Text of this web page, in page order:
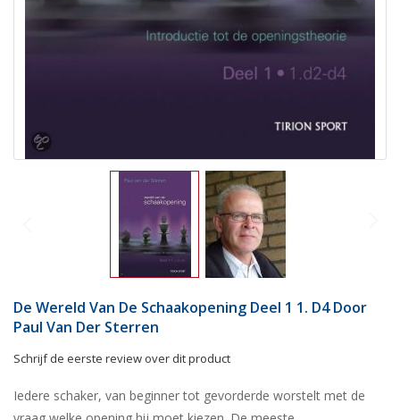
De Wereld Van De Schaakopening Deel 1 1. D4 Door
Paul Van Der Sterren
Schrijf de eerste review over dit product
Iedere schaker, van beginner tot gevorderde worstelt met de